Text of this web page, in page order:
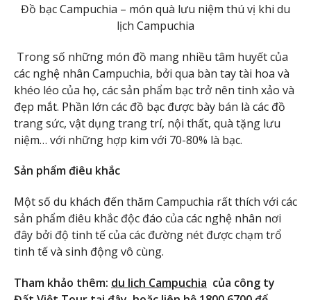
Đồ bạc Campuchia – món quà lưu niệm thú vị khi du
lịch Campuchia
Trong số những món đồ mang nhiều tâm huyết của
các nghệ nhân Campuchia, bởi qua bàn tay tài hoa và
khéo léo của họ, các sản phẩm bạc trở nên tinh xảo và
đẹp mắt. Phần lớn các đồ bạc được bày bán là các đồ
trang sức, vật dụng trang trí, nội thất, quà tặng lưu
niệm… với những hợp kim với 70-80% là bạc.
Sản phẩm điêu khắc
Một số du khách đến thăm Campuchia rất thích với các
sản phẩm điêu khắc độc đáo của các nghệ nhân nơi
đây bởi độ tinh tế của các đường nét được chạm trổ
tinh tế và sinh động vô cùng.
Tham khảo thêm: du lich Campuchia của công ty